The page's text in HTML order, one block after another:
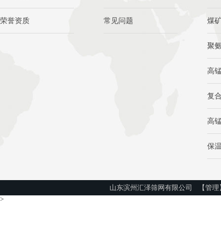
荣誉资质 常见问题 煤
聚
高
复
高
保
山东滨州汇泽筛网有限公司
【管
>